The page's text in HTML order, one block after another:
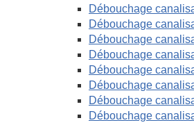
Débouchage
Débouchage
Débouchage
Débouchage
Débouchage
Débouchage
Débouchage
Débouchage